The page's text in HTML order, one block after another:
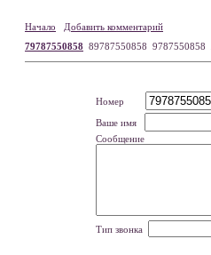
Начало
Добавить комментарий
79787550858 89787550858 9787550858
Номер
Ваше имя
Сообщение
Тип звонка